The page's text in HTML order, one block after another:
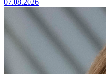
07.08.2026